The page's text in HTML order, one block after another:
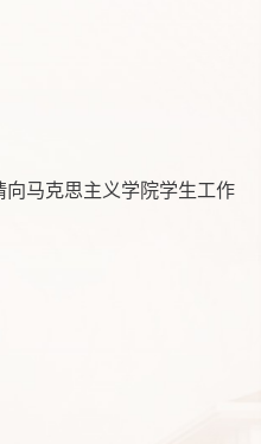
马克思主义学院学生工作